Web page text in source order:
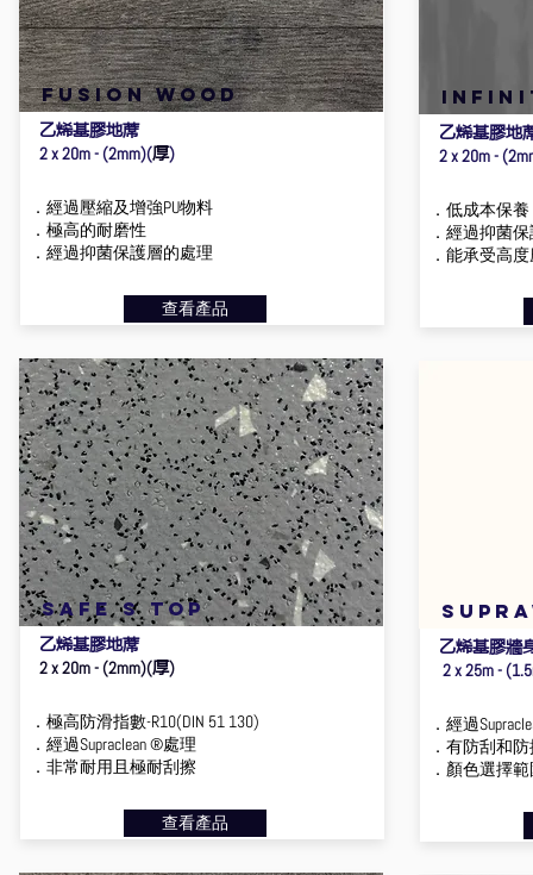
FUSION WOOD
乙烯基膠地蓆
2 x 20m - (2mm)(厚)
．經過壓縮及增強PU物料
．極高的耐磨性
．經過抑菌保護層的處理
查看產品
safe s top
乙烯基膠地蓆
2 x 20m - (2mm)(厚)
．極高防滑指數-R10(DIN 51 130)
．經過Supraclean ®處理
．非常耐用且極耐刮擦
查看產品
乙烯基膠地
2 x 20m -
．低成本保
．經過抑菌
．能承受高
乙烯基膠牆
2 x 25m -
．經過
．有防刮和
．顏色選擇